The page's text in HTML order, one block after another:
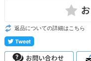
返品についての詳細はこちら